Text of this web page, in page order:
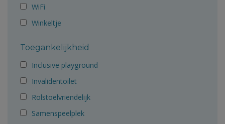
WiFi
Winkeltje
Toegankelijkheid
Inclusive playground
Invalidentoilet
Rolstoelvriendelijk
Samenspeelplek